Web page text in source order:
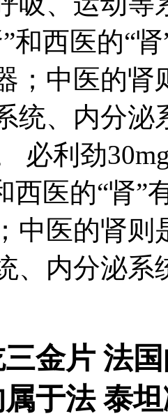
和西医的“
；中医的肾
统、内分
必利劲
西医的“肾
中医的肾
、内分泌系
金片 法
于法 泰